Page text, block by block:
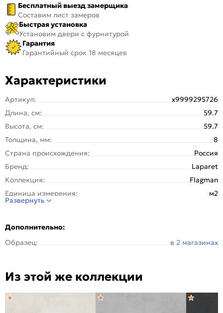
Бесплатный выезд замерщика
Составим лист замеров
Быстрая установка
Установим двери с фурнитурой
Гарантия
Гарантийный срок 18 месяцев
Характеристики
Артикул:
х9999295726
Длина, см:
59.7
Высота, см:
59.7
Толщина, мм:
8
Страна происхождения:
Россия
Бренд:
Laparet
Коллекция:
Flagman
Единица измерения:
м2
Назначение:
Покрытие:
Вес упаковки (кг):
32
Вес на 1 кв. м:
Рисунок:
Бетон, цемент
Развернуть
Дополнительно:
Образец:
в 2 магазинах
Из этой же коллекции